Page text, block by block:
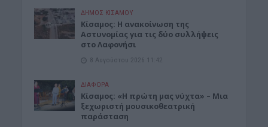
ΔΉΜΟΣ ΚΙΣΆΜΟΥ
Κίσαμος: Η ανακοίνωση της
Αστυνομίας για τις δύο συλλήψεις
στο Λαφονήσι
8 Αυγούστου 2026 11:42
ΔΙΆΦΟΡΑ
Κίσαμος: «Η πρώτη μας νύχτα» – Μια
ξεχωριστή μουσικοθεατρική
παράσταση